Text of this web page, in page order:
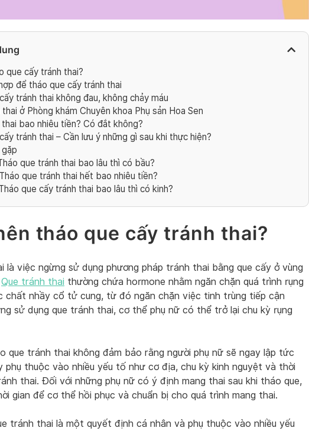
que cấy tránh thai?
để tháo que cấy tránh thai
tránh thai không đau, không chảy máu
ở Phòng khám Chuyên khoa Phụ sản Hoa Sen
bao nhiêu tiền? Có đắt không?
tránh thai – Cần lưu ý những gì sau khi thực hiện?
que tránh thai bao lâu thì có bầu?
Tháo que tránh thai hết bao nhiêu tiền?
que cấy tránh thai bao lâu thì có kinh?
tháo que cấy tránh thai?
là việc ngừng sử dụng phương pháp tránh thai bằng que cấy ở vùng
Que tránh thai thường chứa hormone nhằm ngăn chặn quá trình rụng
chất nhầy cổ tử cung, từ đó ngăn chặn việc tinh trùng tiếp cận
sử dụng que tránh thai, cơ thể phụ nữ có thể trở lại chu kỳ rụng
que tránh thai không đảm bảo rằng người phụ nữ sẽ ngay lập tức
phụ thuộc vào nhiều yếu tố như cơ địa, chu kỳ kinh nguyệt và thời
thai. Đối với những phụ nữ có ý định mang thai sau khi tháo que,
gian để cơ thể hồi phục và chuẩn bị cho quá trình mang thai.
tránh thai là một quyết định cá nhân và phụ thuộc vào nhiều yếu